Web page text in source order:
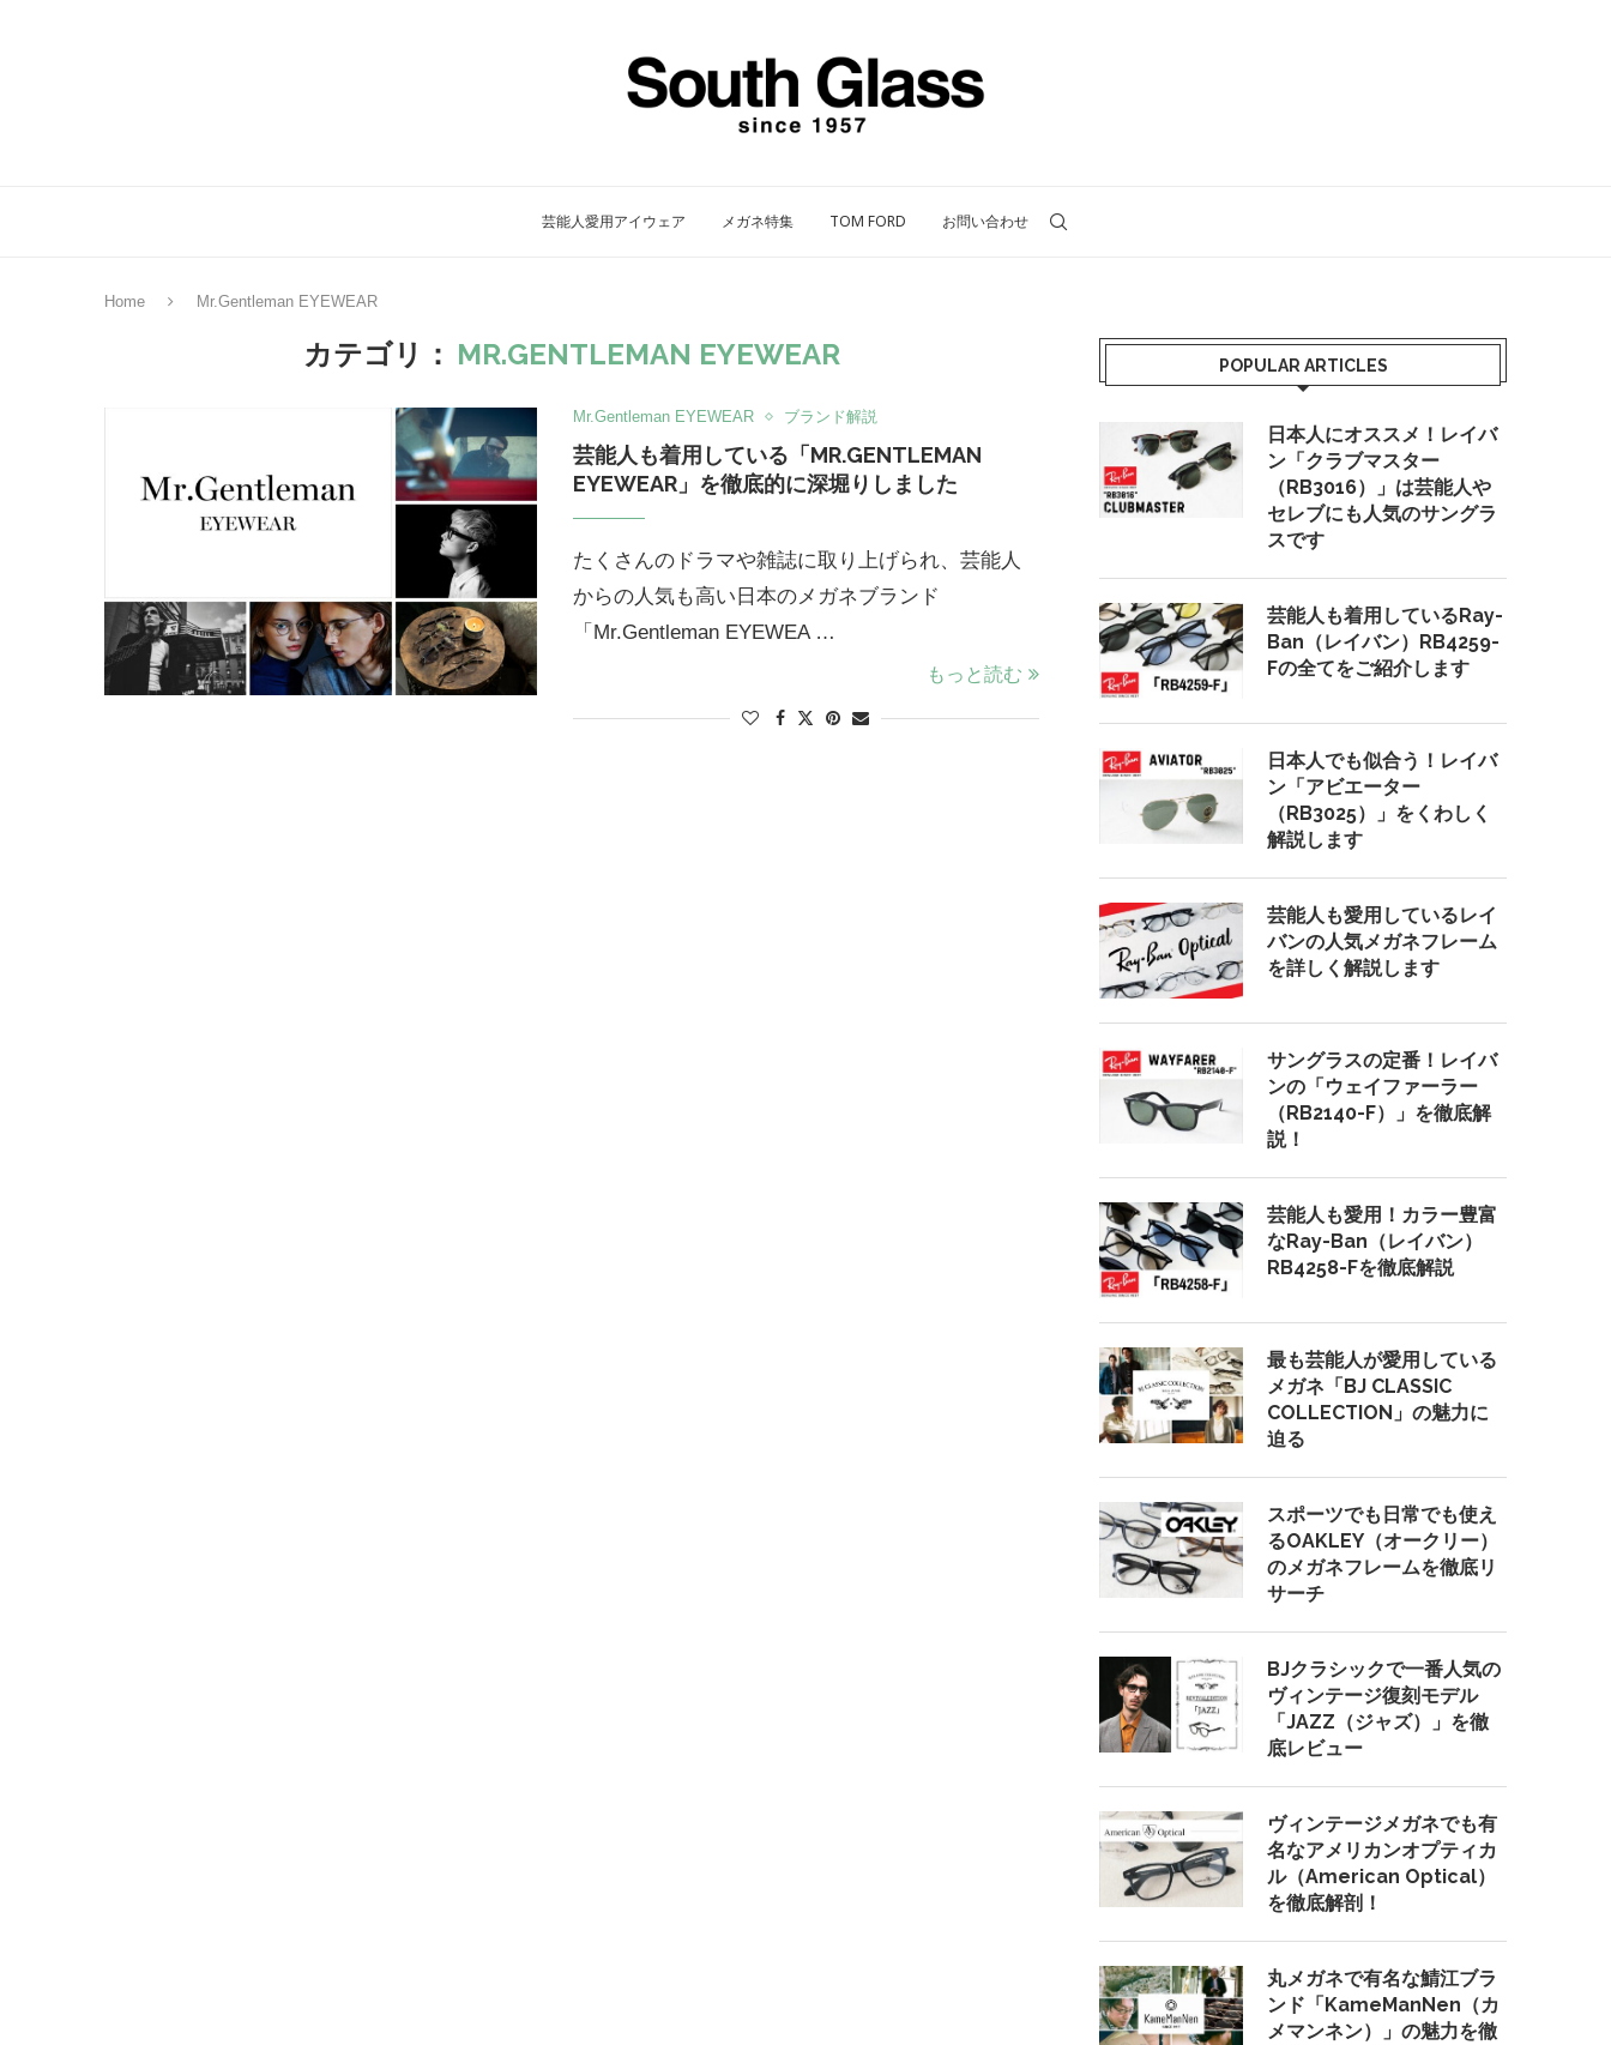
芸能人愛用アイウェア メガネ特集 TOM FORD お問い合わせ
Home Mr.Gentleman EYEWEAR
カテゴリ： MR.GENTLEMAN EYEWEAR
Mr.Gentleman EYEWEAR ブランド解説
芸能人も着用している「MR.GENTLEMAN
EYEWEAR」を徹底的に深堀りしました
たくさんのドラマや雑誌に取り上げられ、芸能人
からの人気も高い日本のメガネブランド
「Mr.Gentleman EYEWEA …
もっと読む
POPULAR ARTICLES
日本人にオススメ！レイバ
ン「クラブマスター
（RB3016）」は芸能人や
セレブにも人気のサングラ
スです
芸能人も着用しているRay-
Ban（レイバン）RB4259-
Fの全てをご紹介します
日本人でも似合う！レイバ
ン「アビエーター
（RB3025）」をくわしく
解説します
芸能人も愛用しているレイ
バンの人気メガネフレーム
を詳しく解説します
サングラスの定番！レイバ
ンの「ウェイファーラー
（RB2140-F）」を徹底解
説！
芸能人も愛用！カラー豊富
なRay-Ban（レイバン）
RB4258-Fを徹底解説
最も芸能人が愛用している
メガネ「BJ CLASSIC
COLLECTION」の魅力に
迫る
スポーツでも日常でも使え
るOAKLEY（オークリー）
のメガネフレームを徹底リ
サーチ
BJクラシックで一番人気の
ヴィンテージ復刻モデル
「JAZZ（ジャズ）」を徹
底レビュー
ヴィンテージメガネでも有
名なアメリカンオプティカ
ル（American Optical）
を徹底解剖！
丸メガネで有名な鯖江ブラ
ンド「KameManNen（カ
メマンネン）」の魅力を徹